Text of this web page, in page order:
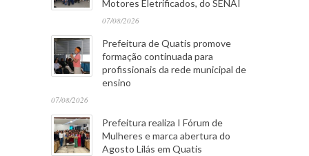
Motores Eletrificados, do SENAI
07/08/2026
Prefeitura de Quatis promove
formação continuada para
profissionais da rede municipal de
ensino
07/08/2026
Prefeitura realiza I Fórum de
Mulheres e marca abertura do
Agosto Lilás em Quatis